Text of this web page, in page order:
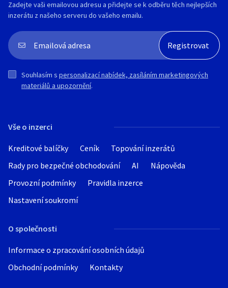
Vše o inzerci
Kreditové balíčky Ceník
Topování inzerátů
Rady pro bezpečné obchodování
AI
Nápověda
Provozní podmínky
Pravidla inzerce
Nastavení soukromí
O společnosti
Informace o zpracování osobních údajů
Obchodní podmínky
Kontakty
Zadejte vaši emailovou adresu a přidejte se k odběru těch nejlepších
inzerátu z našeho serveru do vašeho emailu.
Souhlasím s personalizací nabídek, zasíláním marketingových
materiálů a upozornění.